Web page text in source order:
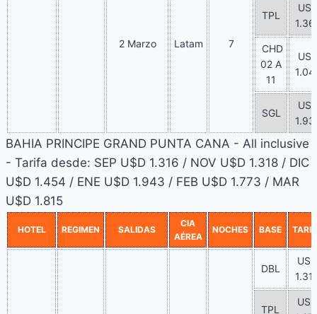
2 Marzo Latam 7
TPL
CHD
02 A
11
SGL
BAHIA PRINCIPE GRAND PUNTA CANA - All inclusive
- Tarifa desde: SEP U$D 1.316 / NOV U$D 1.318 / DIC
U$D 1.454 / ENE U$D 1.943 / FEB U$D 1.773 / MAR
U$D 1.815
HOTEL REGIMEN SALIDAS
CIA
AÉREA
NOCHES BASE
DBL
USD
TPL
USD